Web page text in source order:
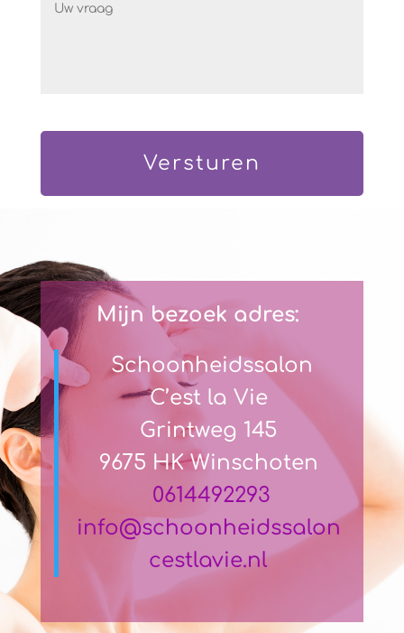
Mijn bezoek adres:
Schoonheidssalon
C’est la Vie
Grintweg 145
9675 HK Winschoten
0614492293
info@schoonheidssalon
cestlavie.nl